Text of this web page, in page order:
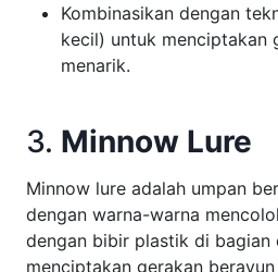
Kombinasikan dengan
kecil) untuk menciptakan
menarik.
3. Minnow Lure
Minnow lure adalah umpan
dengan warna-warna
dengan bibir plastik di bagian
menciptakan gerakan